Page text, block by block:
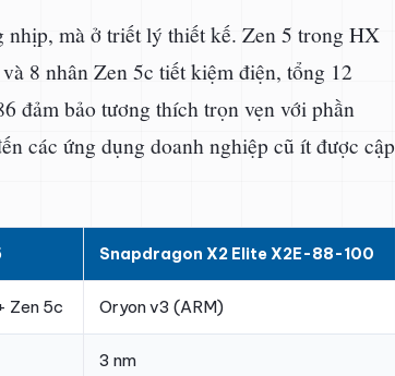
nhịp, mà ở triết lý thiết kế. Zen 5 trong HX
8 nhân Zen 5c tiết kiệm điện, tổng 12
đảm bảo tương thích trọn vẹn với phần
các ứng dụng doanh nghiệp cũ ít được cập
Snapdragon X2 Elite X2E-88-100
Zen 5c Oryon v3 (ARM)
3 nm